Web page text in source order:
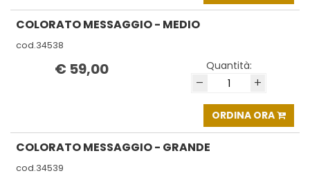
COLORATO MESSAGGIO - MEDIO
cod.34538
€ 59,00 Quantità:
– +
ORDINA ORA
COLORATO MESSAGGIO - GRANDE
cod.34539